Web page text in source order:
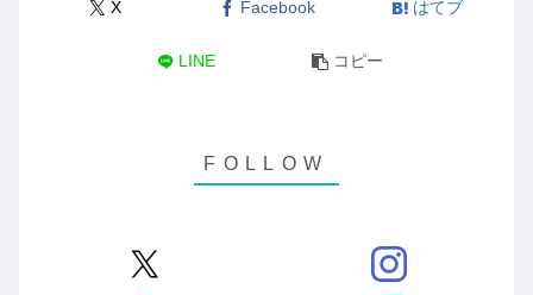
X Facebook はてブ
LINE コピー